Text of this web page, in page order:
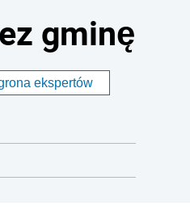
gminę
ekspertów